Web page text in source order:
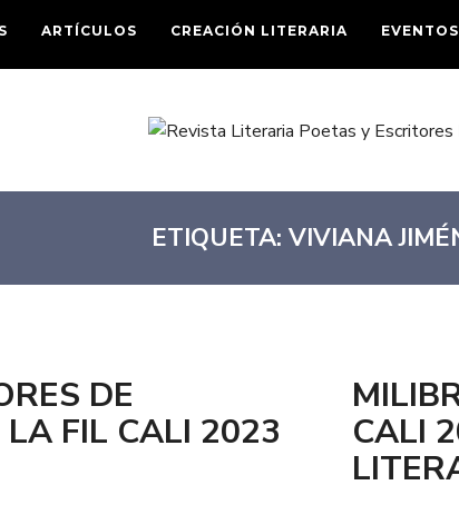
ARTÍCULOS CREACIÓN LITERARIA EVENTOS
ETIQUETA: VIVIANA
DE
FIL CALI 2023
CALI